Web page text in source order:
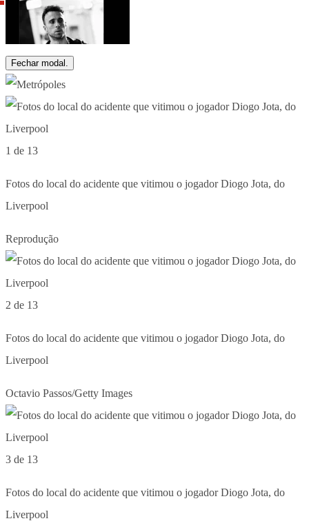
Fechar modal.
1 de 13
Fotos do local do acidente que vitimou o jogador Diogo Jota, do
Liverpool
Reprodução
2 de 13
Fotos do local do acidente que vitimou o jogador Diogo Jota, do
Liverpool
Octavio Passos/Getty Images
3 de 13
Fotos do local do acidente que vitimou o jogador Diogo Jota, do
Liverpool